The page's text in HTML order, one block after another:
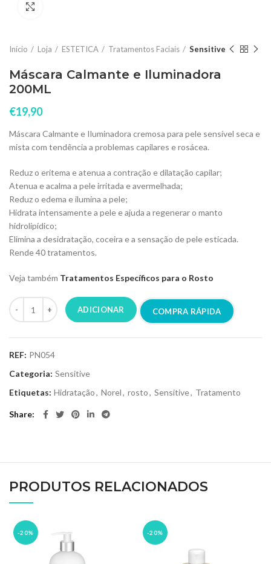
Início Loja ESTETICA Tratamentos Faciais Sensitive
Máscara Calmante e Iluminadora
200ML
€19,90
Máscara Calmante e Iluminadora cremosa para pele sensível seca e
mista com tendência a problemas capilares e rosácea.
Reduz o eritema e atenua a contração e dilatação capilar;
Atenua e acalma a pele irritada e avermelhada;
Reduz o edema e ilumina a pele;
Hidrata intensamente a pele e ajuda a regenerar o manto
hidrolipídico;
Elimina a desidratação, coceira e a sensação de pele esticada.
Rende 40 tratamentos.
Veja também Tratamentos Específicos para o Rosto
ADICIONAR COMPRA RÁPIDA
REF: PN054
Categoria: Sensitive
Etiquetas: Hidratação, Norel, rosto, Sensitive, Tratamento
Share
PRODUTOS RELACIONADOS
-20% -20%